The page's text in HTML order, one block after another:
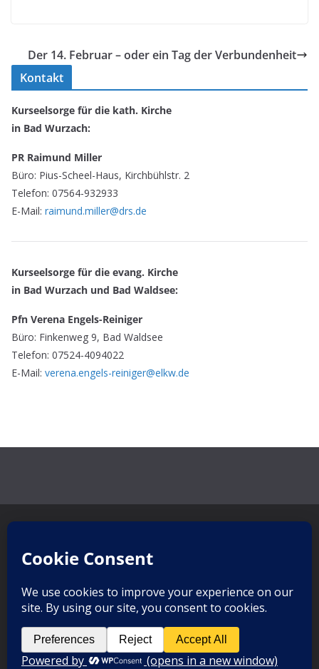
Der 14. Februar – oder ein Tag der Verbundenheit
Kontakt
Kurseelsorge für die kath. Kirche
in Bad Wurzach:
PR Raimund Miller
Büro: Pius-Scheel-Haus, Kirchbühlstr. 2
Telefon: 07564-932933
E-Mail: raimund.miller@drs.de
Kurseelsorge für die evang. Kirche
in Bad Wurzach und Bad Waldsee:
Pfn Verena Engels-Reiniger
Büro: Finkenweg 9, Bad Waldsee
Telefon: 07524-4094022
E-Mail: verena.engels-reiniger@elkw.de
ht ©
Kurseelsorge Bad Wurzach. All
rights reserved. Theme:ColorMag
Proby ThemeGrill. Powered by
WordPress